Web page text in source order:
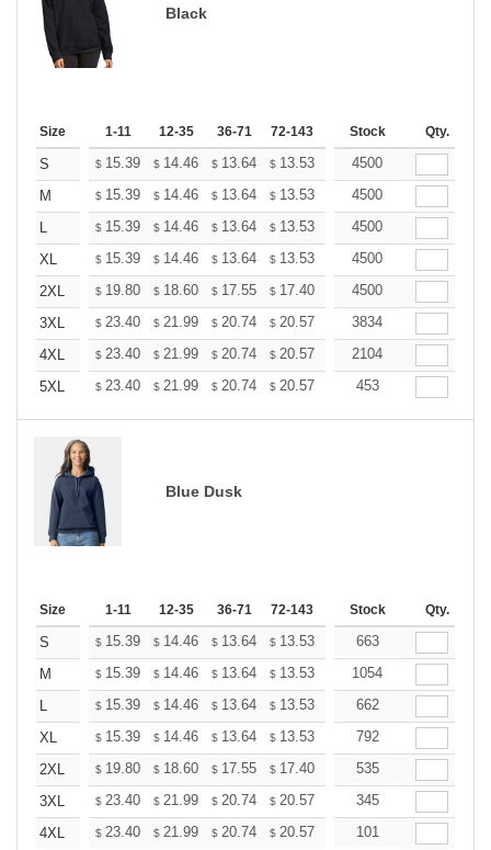
Black
Size 1-11 12-35 36-71 72-143 144-287 288 + More
Stock Qty.
S $ 15.39 $ 14.46 $ 13.64 $ 13.53 13.29
4500
M
$ 15.39 $ 14.46 $ 13.64 $ 13.53 13.29
4500
L
$ 15.39 $ 14.46 $ 13.64 $ 13.53 13.29
4500
XL
$ 15.39 $ 14.46 $ 13.64 $ 13.53 13.29
4500
2XL
$ 19.80 $ 18.60 $ 17.55 $ 17.40 17.10
4500
3XL
$ 23.40 $ 21.99 $ 20.74 $ 20.57 20.21
3834
4XL
$ 23.40 $ 21.99 $ 20.74 $ 20.57 20.21
2104
5XL
$ 23.40 $ 21.99 $ 20.74 $ 20.57 20.21
453
Blue Dusk
Size 1-11 12-35 36-71 72-143 144-287 288 + More
Stock Qty.
S $ 15.39 $ 14.46 $ 13.64 $ 13.53 13.29
663
M
$ 15.39 $ 14.46 $ 13.64 $ 13.53 13.29
1054
L
$ 15.39 $ 14.46 $ 13.64 $ 13.53 13.29
662
XL
$ 15.39 $ 14.46 $ 13.64 $ 13.53 13.29
792
2XL
$ 19.80 $ 18.60 $ 17.55 $ 17.40 17.10
535
3XL
$ 23.40 $ 21.99 $ 20.74 $ 20.57 20.21
345
4XL
$ 23.40 $ 21.99 $ 20.74 $ 20.57 20.21
101